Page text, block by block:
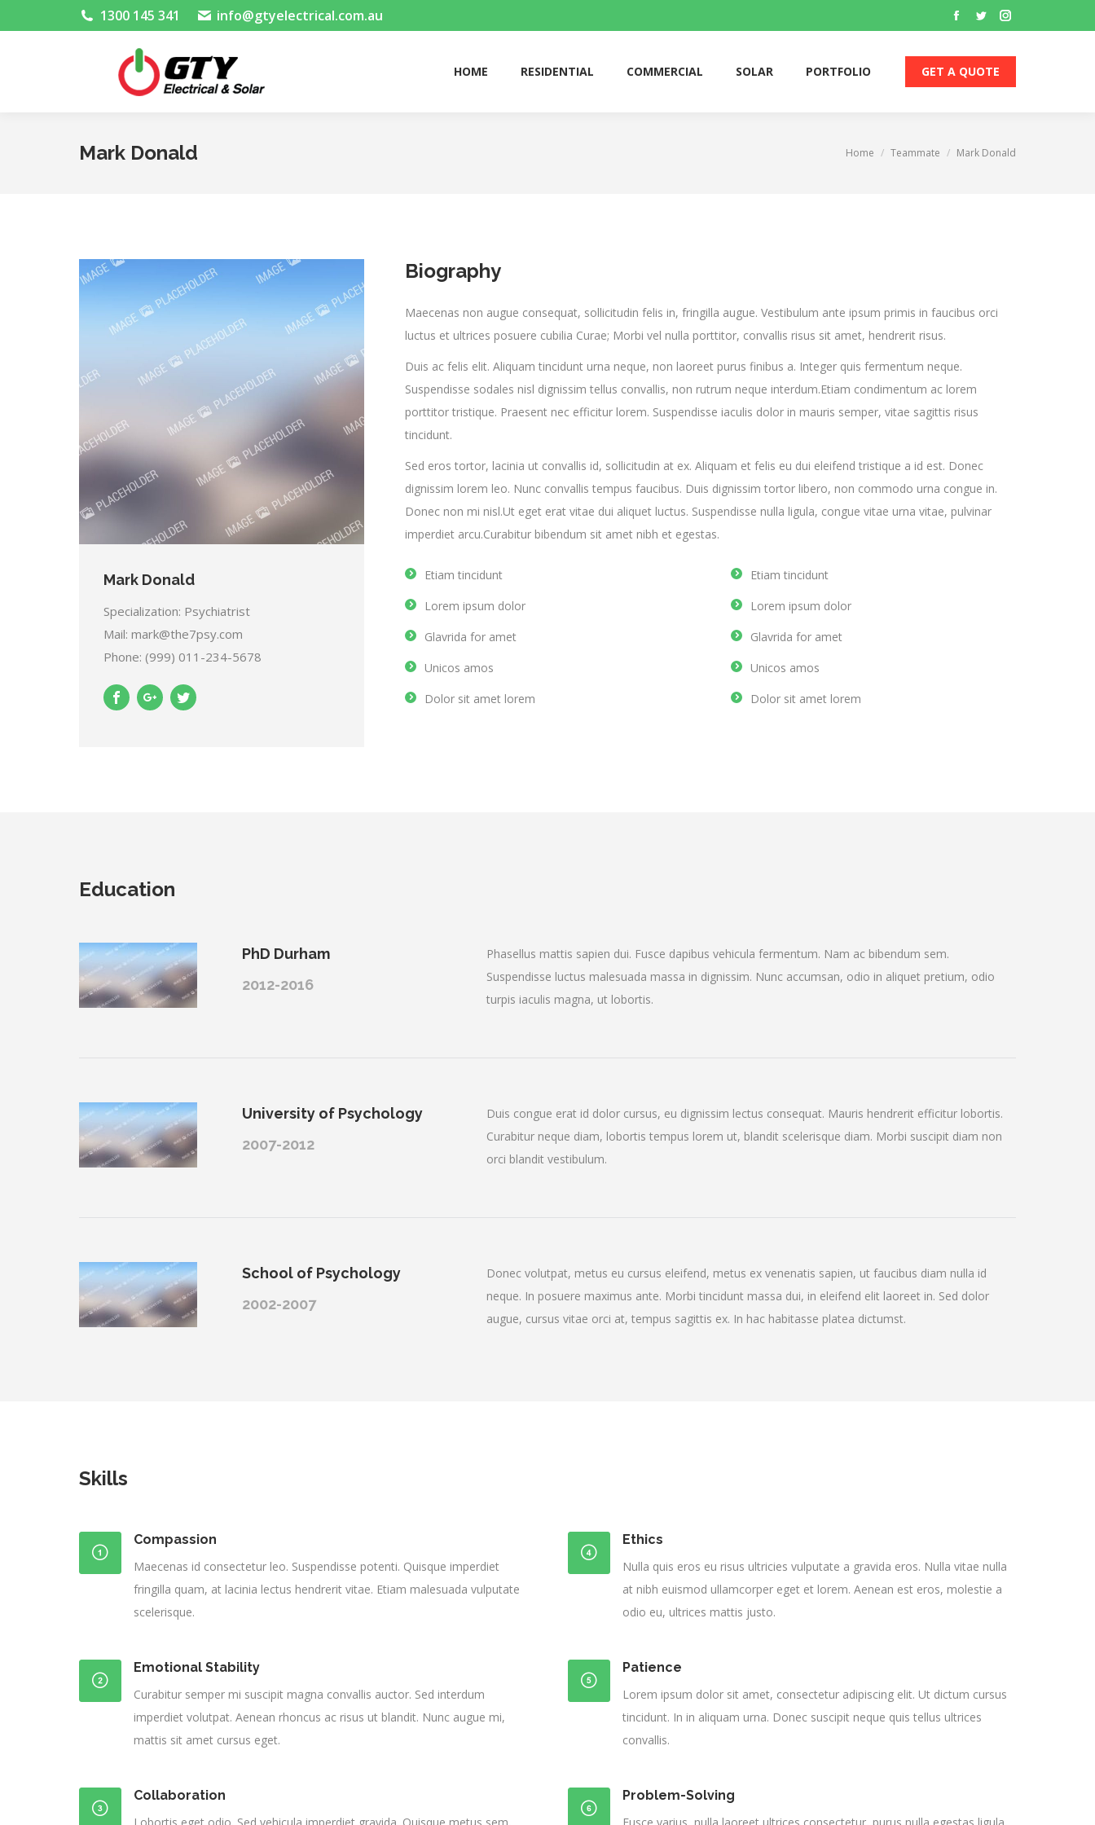
1300 145 341 info@gtyelectrical.com.au
Facebook
opens
in
Twitter
opens
in
Instagram
in
HOME RESIDENTIAL COMMERCIAL SOLAR PORTFOLIO GET A QUOTE
Mark Donald You are here:
Home Teammate Mark Donald
Mark Donald
Specialization: Psychiatrist
Mail: mark@the7psy.com
Phone: (999) 011-234-5678
Biography
Maecenas non augue consequat, sollicitudin felis in, fringilla augue. Vestibulum ante ipsum primis in faucibus orci
luctus et ultrices posuere cubilia Curae; Morbi vel nulla porttitor, convallis risus sit amet, hendrerit risus.
Duis ac felis elit. Aliquam tincidunt urna neque, non laoreet purus finibus a. Integer quis fermentum neque.
Suspendisse sodales nisl dignissim tellus convallis, non rutrum neque interdum.Etiam condimentum ac lorem
porttitor tristique. Praesent nec efficitur lorem. Suspendisse iaculis dolor in mauris semper, vitae sagittis risus
tincidunt.
Sed eros tortor, lacinia ut convallis id, sollicitudin at ex. Aliquam et felis eu dui eleifend tristique a id est. Donec
dignissim lorem leo. Nunc convallis tempus faucibus. Duis dignissim tortor libero, non commodo urna congue in.
Donec non mi nisl.Ut eget erat vitae dui aliquet luctus. Suspendisse nulla ligula, congue vitae urna vitae, pulvinar
imperdiet arcu.Curabitur bibendum sit amet nibh et egestas.
Etiam tincidunt
Lorem ipsum dolor
Glavrida for amet
Unicos amos
Dolor sit amet lorem
Etiam tincidunt
Lorem ipsum dolor
Glavrida for amet
Unicos amos
Dolor sit amet lorem
Education
PhD Durham
2012-2016
Phasellus mattis sapien dui. Fusce dapibus vehicula fermentum. Nam ac bibendum sem.
Suspendisse luctus malesuada massa in dignissim. Nunc accumsan, odio in aliquet pretium, odio
turpis iaculis magna, ut lobortis.
University of Psychology
2007-2012
Duis congue erat id dolor cursus, eu dignissim lectus consequat. Mauris hendrerit efficitur lobortis.
Curabitur neque diam, lobortis tempus lorem ut, blandit scelerisque diam. Morbi suscipit diam non
orci blandit vestibulum.
School of Psychology
2002-2007
Donec volutpat, metus eu cursus eleifend, metus ex venenatis sapien, ut faucibus diam nulla id
neque. In posuere maximus ante. Morbi tincidunt massa dui, in eleifend elit laoreet in. Sed dolor
augue, cursus vitae orci at, tempus sagittis ex. In hac habitasse platea dictumst.
Skills
Compassion
Maecenas id consectetur leo. Suspendisse potenti. Quisque imperdiet
fringilla quam, at lacinia lectus hendrerit vitae. Etiam malesuada vulputate
scelerisque.
Emotional Stability
Curabitur semper mi suscipit magna convallis auctor. Sed interdum
imperdiet volutpat. Aenean rhoncus ac risus ut blandit. Nunc augue mi,
mattis sit amet cursus eget.
Collaboration
Ethics
Nulla quis eros eu risus ultricies vulputate a gravida eros. Nulla vitae nulla
at nibh euismod ullamcorper eget et lorem. Aenean est eros, molestie a
odio eu, ultrices mattis justo.
Patience
Lorem ipsum dolor sit amet, consectetur adipiscing elit. Ut dictum cursus
tincidunt. In in aliquam urna. Donec suscipit neque quis tellus ultrices
convallis.
Problem-Solving
HOME RESIDENTIAL COMMERCIAL SOLAR PORTFOLIO GET A QUOTE